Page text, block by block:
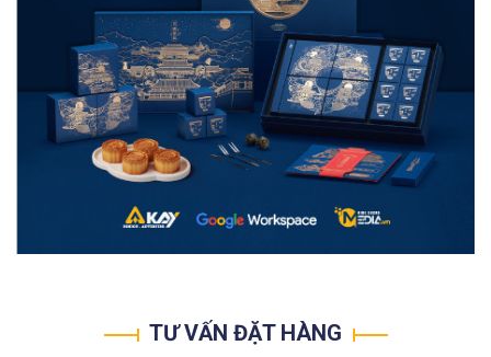
TƯ VẤN ĐẶT HÀNG